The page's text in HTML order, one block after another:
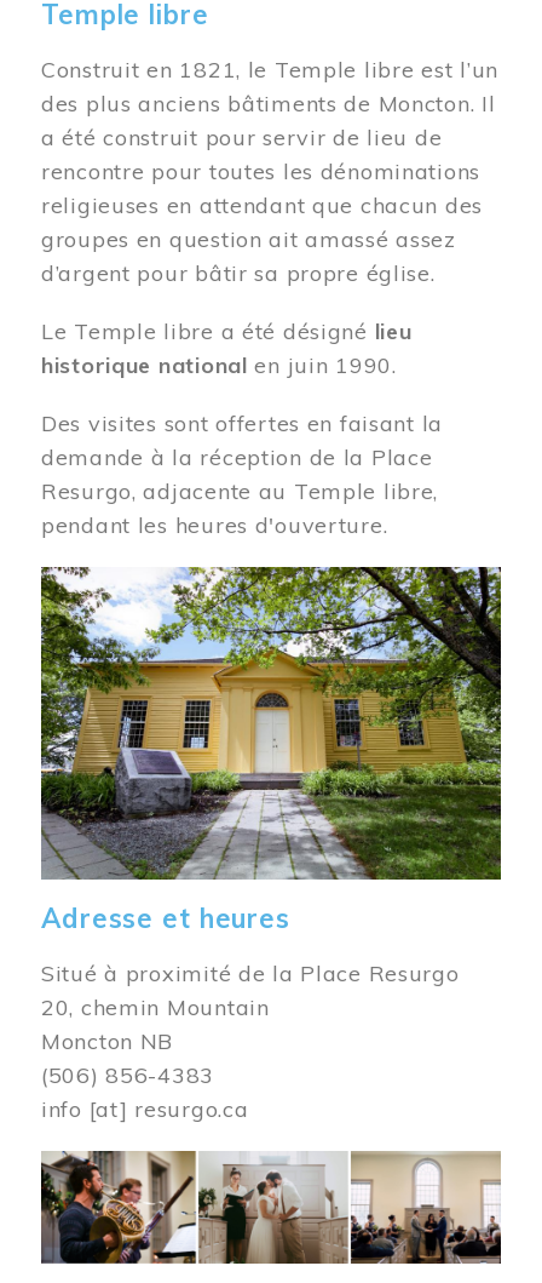
Temple libre
Construit en 1821, le Temple libre est l’un
des plus anciens bâtiments de Moncton. Il
a été construit pour servir de lieu de
rencontre pour toutes les dénominations
religieuses en attendant que chacun des
groupes en question ait amassé assez
d’argent pour bâtir sa propre église.
Le Temple libre a été désigné lieu
historique national en juin 1990.
Des visites sont offertes en faisant la
demande à la réception de la Place
Resurgo, adjacente au Temple libre,
pendant les heures d'ouverture.
Image
Adresse et heures
Situé à proximité de la Place Resurgo
20, chemin Mountain
Moncton NB
(506) 856-4383
info [at] resurgo.ca
Image